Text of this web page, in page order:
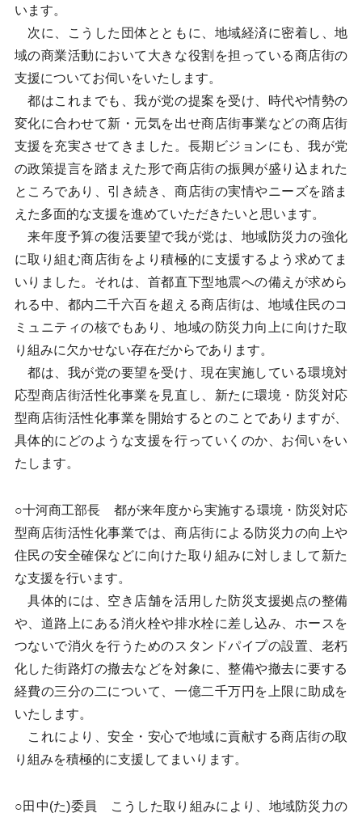
います。
次に、こうした団体とともに、地域経済に密着し、地
域の商業活動において大きな役割を担っている商店街の
支援についてお伺いをいたします。
都はこれまでも、我が党の提案を受け、時代や情勢の
変化に合わせて新・元気を出せ商店街事業などの商店街
支援を充実させてきました。長期ビジョンにも、我が党
の政策提言を踏まえた形で商店街の振興が盛り込まれた
ところであり、引き続き、商店街の実情やニーズを踏ま
えた多面的な支援を進めていただきたいと思います。
来年度予算の復活要望で我が党は、地域防災力の強化
に取り組む商店街をより積極的に支援するよう求めてま
いりました。それは、首都直下型地震への備えが求めら
れる中、都内二千六百を超える商店街は、地域住民のコ
ミュニティの核でもあり、地域の防災力向上に向けた取
り組みに欠かせない存在だからであります。
都は、我が党の要望を受け、現在実施している環境対
応型商店街活性化事業を見直し、新たに環境・防災対応
型商店街活性化事業を開始するとのことでありますが、
具体的にどのような支援を行っていくのか、お伺いをい
たします。
○十河商工部長 都が来年度から実施する環境・防災対応
型商店街活性化事業では、商店街による防災力の向上や
住民の安全確保などに向けた取り組みに対しまして新た
な支援を行います。
具体的には、空き店舗を活用した防災支援拠点の整備
や、道路上にある消火栓や排水栓に差し込み、ホースを
つないで消火を行うためのスタンドパイプの設置、老朽
化した街路灯の撤去などを対象に、整備や撤去に要する
経費の三分の二について、一億二千万円を上限に助成を
いたします。
これにより、安全・安心で地域に貢献する商店街の取
り組みを積極的に支援してまいります。
○田中(た)委員 こうした取り組みにより、地域防災力の